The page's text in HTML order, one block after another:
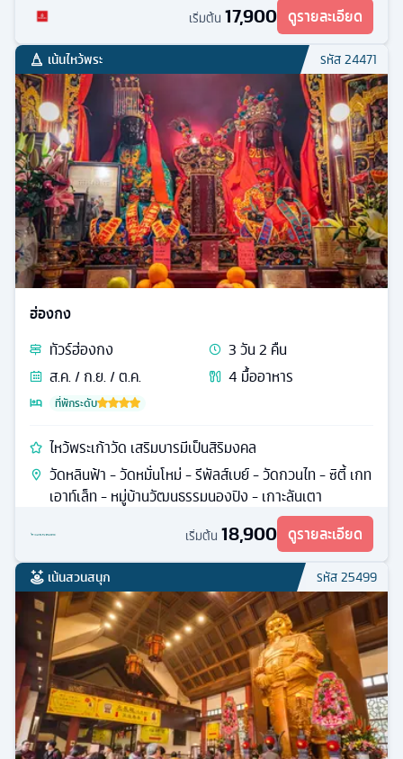
เริ่มต้น 17,900 ดูรายละเอียด
เน้นไหว้พระ รหัส24471
ฮ่องกง
ทัวร์ฮ่องกง 3วัน2 คืน
ส.ค. / ก.ย. / ต.ค.
4 มื้ออาหาร
ที่พักระดับ
ไหว้พระเก้าวัด เสริมบารมีเป็นสิริมงคล
วัดหลินฟ้า - วัดหมั่นโหม่ - รีพัลส์เบย์ - วัดกวนไท - ซิตี้ เกท
เอาท์เล็ท - หมู่บ้านวัฒนธรรมนองปิง - เกาะลันเตา
เริ่มต้น 18,900 ดูรายละเอียด
เน้นสวนสนุก รหัส25499